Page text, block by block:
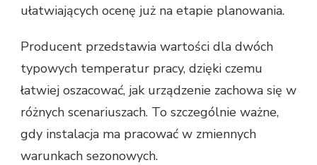
ułatwiających ocenę już na etapie planowania.
Producent przedstawia wartości dla dwóch
typowych temperatur pracy, dzięki czemu
łatwiej oszacować, jak urządzenie zachowa się w
różnych scenariuszach. To szczególnie ważne,
gdy instalacja ma pracować w zmiennych
warunkach sezonowych.